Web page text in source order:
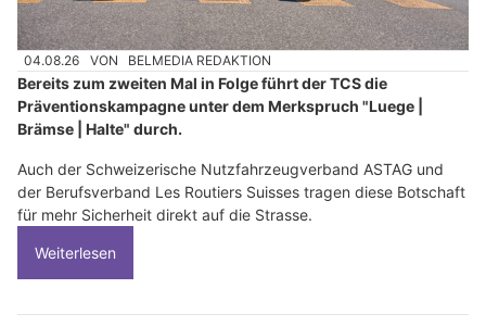
04.08.26 VON BELMEDIA REDAKTION
Bereits zum zweiten Mal in Folge führt der TCS die
Präventionskampagne unter dem Merkspruch "Luege |
Brämse | Halte" durch.
Auch der Schweizerische Nutzfahrzeugverband ASTAG und
der Berufsverband Les Routiers Suisses tragen diese Botschaft
für mehr Sicherheit direkt auf die Strasse.
Weiterlesen